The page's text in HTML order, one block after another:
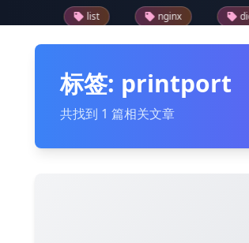
nginx dictionary
reader
drupal模块
标签: printport
共找到 1 篇相关文章